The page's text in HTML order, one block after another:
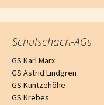
Schulschach-AGs
GS Karl Marx
GS Astrid Lindgren
GS Kuntzehöhe
GS Krebes